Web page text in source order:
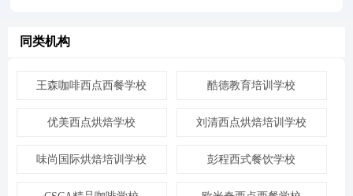
同类机构
王森咖啡西点西餐学校 酷德教育培训学校
优美西点烘焙学校 刘清西点烘焙培训学校
味尚国际烘焙培训学校 彭程西式餐饮学校